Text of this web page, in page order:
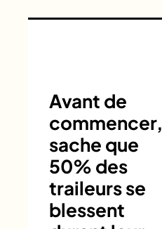
Avant de
commencer,
sache que
50% des
traileurs se
blessent